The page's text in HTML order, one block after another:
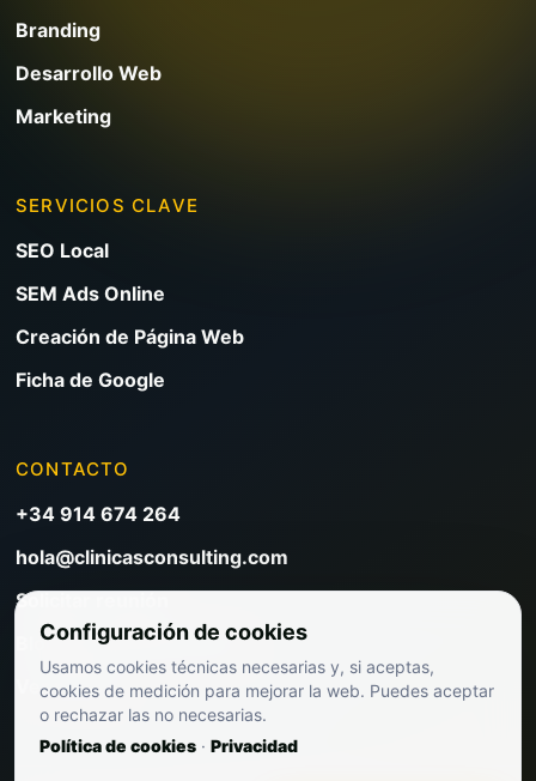
Branding
Desarrollo Web
Marketing
SERVICIOS CLAVE
SEO Local
SEM Ads Online
Creación de Página Web
Ficha de Google
CONTACTO
+34 914 674 264
hola@clinicasconsulting.com
Solicitar reunión
Blog de marketing clínico
Ver precios
Configuración de cookies
Usamos cookies técnicas necesarias y, si aceptas,
cookies de medición para mejorar la web. Puedes aceptar
o rechazar las no necesarias.
Política de cookies · Privacidad